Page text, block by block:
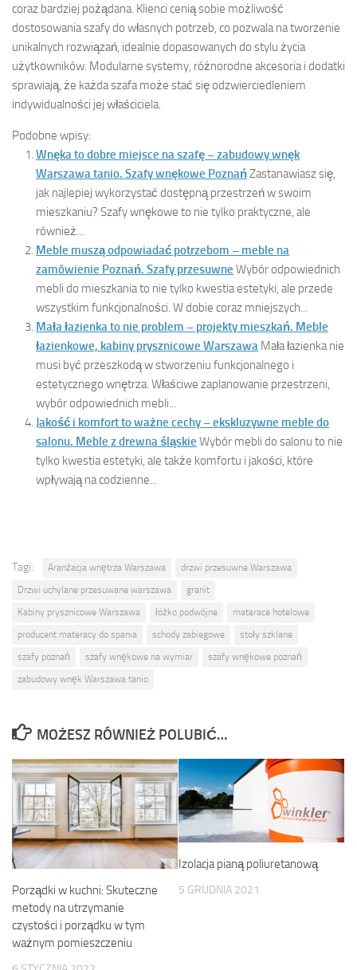
coraz bardziej pożądana. Klienci cenią sobie możliwość
dostosowania szafy do własnych potrzeb, co pozwala na tworzenie
unikalnych rozwiązań, idealnie dopasowanych do stylu życia
użytkowników. Modularne systemy, różnorodne akcesoria i dodatki
sprawiają, że każda szafa może stać się odzwierciedleniem
indywidualności jej właściciela.
Podobne wpisy:
Wnęka to dobre miejsce na szafę – zabudowy wnęk
Warszawa tanio. Szafy wnękowe PoznańZastanawiasz się,
jak najlepiej wykorzystać dostępną przestrzeń w swoim
mieszkaniu? Szafy wnękowe to nie tylko praktyczne, ale
również...
Meble muszą odpowiadać potrzebom – meble na
zamówienie Poznań. Szafy przesuwne Wybór odpowiednich
mebli do mieszkania to nie tylko kwestia estetyki, ale przede
wszystkim funkcjonalności. W dobie coraz mniejszych...
Mała łazienka to nie problem – projekty mieszkań. Meble
łazienkowe, kabiny prysznicowe Warszawa Mała łazienka nie
musi być przeszkodą w stworzeniu funkcjonalnego i
estetycznego wnętrza. Właściwe zaplanowanie przestrzeni,
wybór odpowiednich mebli...
Jakość i komfort to ważne cechy – ekskluzywne meble do
salonu. Meble z drewna śląskie Wybór mebli do salonu to nie
tylko kwestia estetyki, ale także komfortu i jakości, które
wpływają na codzienne...
Tagi: Aranżacja wnętrza Warszawa
drzwi przesuwne Warszawa
Drzwi uchylane przesuwane warszawa
granit
Kabiny prysznicowe Warszawa
łóżko podwójne
materace hotelowe
producent materacy do spania
schody zabiegowe
stoły szklane
szafy poznań
szafy wnękowe na wymiar
szafy wnękowe poznań
zabudowy wnęk Warszawa tanio
MOŻESZ RÓWNIEŻ POLUBIĆ…
Porządki w kuchni: Skuteczne
metody na utrzymanie
czystości i porządku w tym
ważnym pomieszczeniu
Izolacja pianą poliuretanową
5 GRUDNIA 2021